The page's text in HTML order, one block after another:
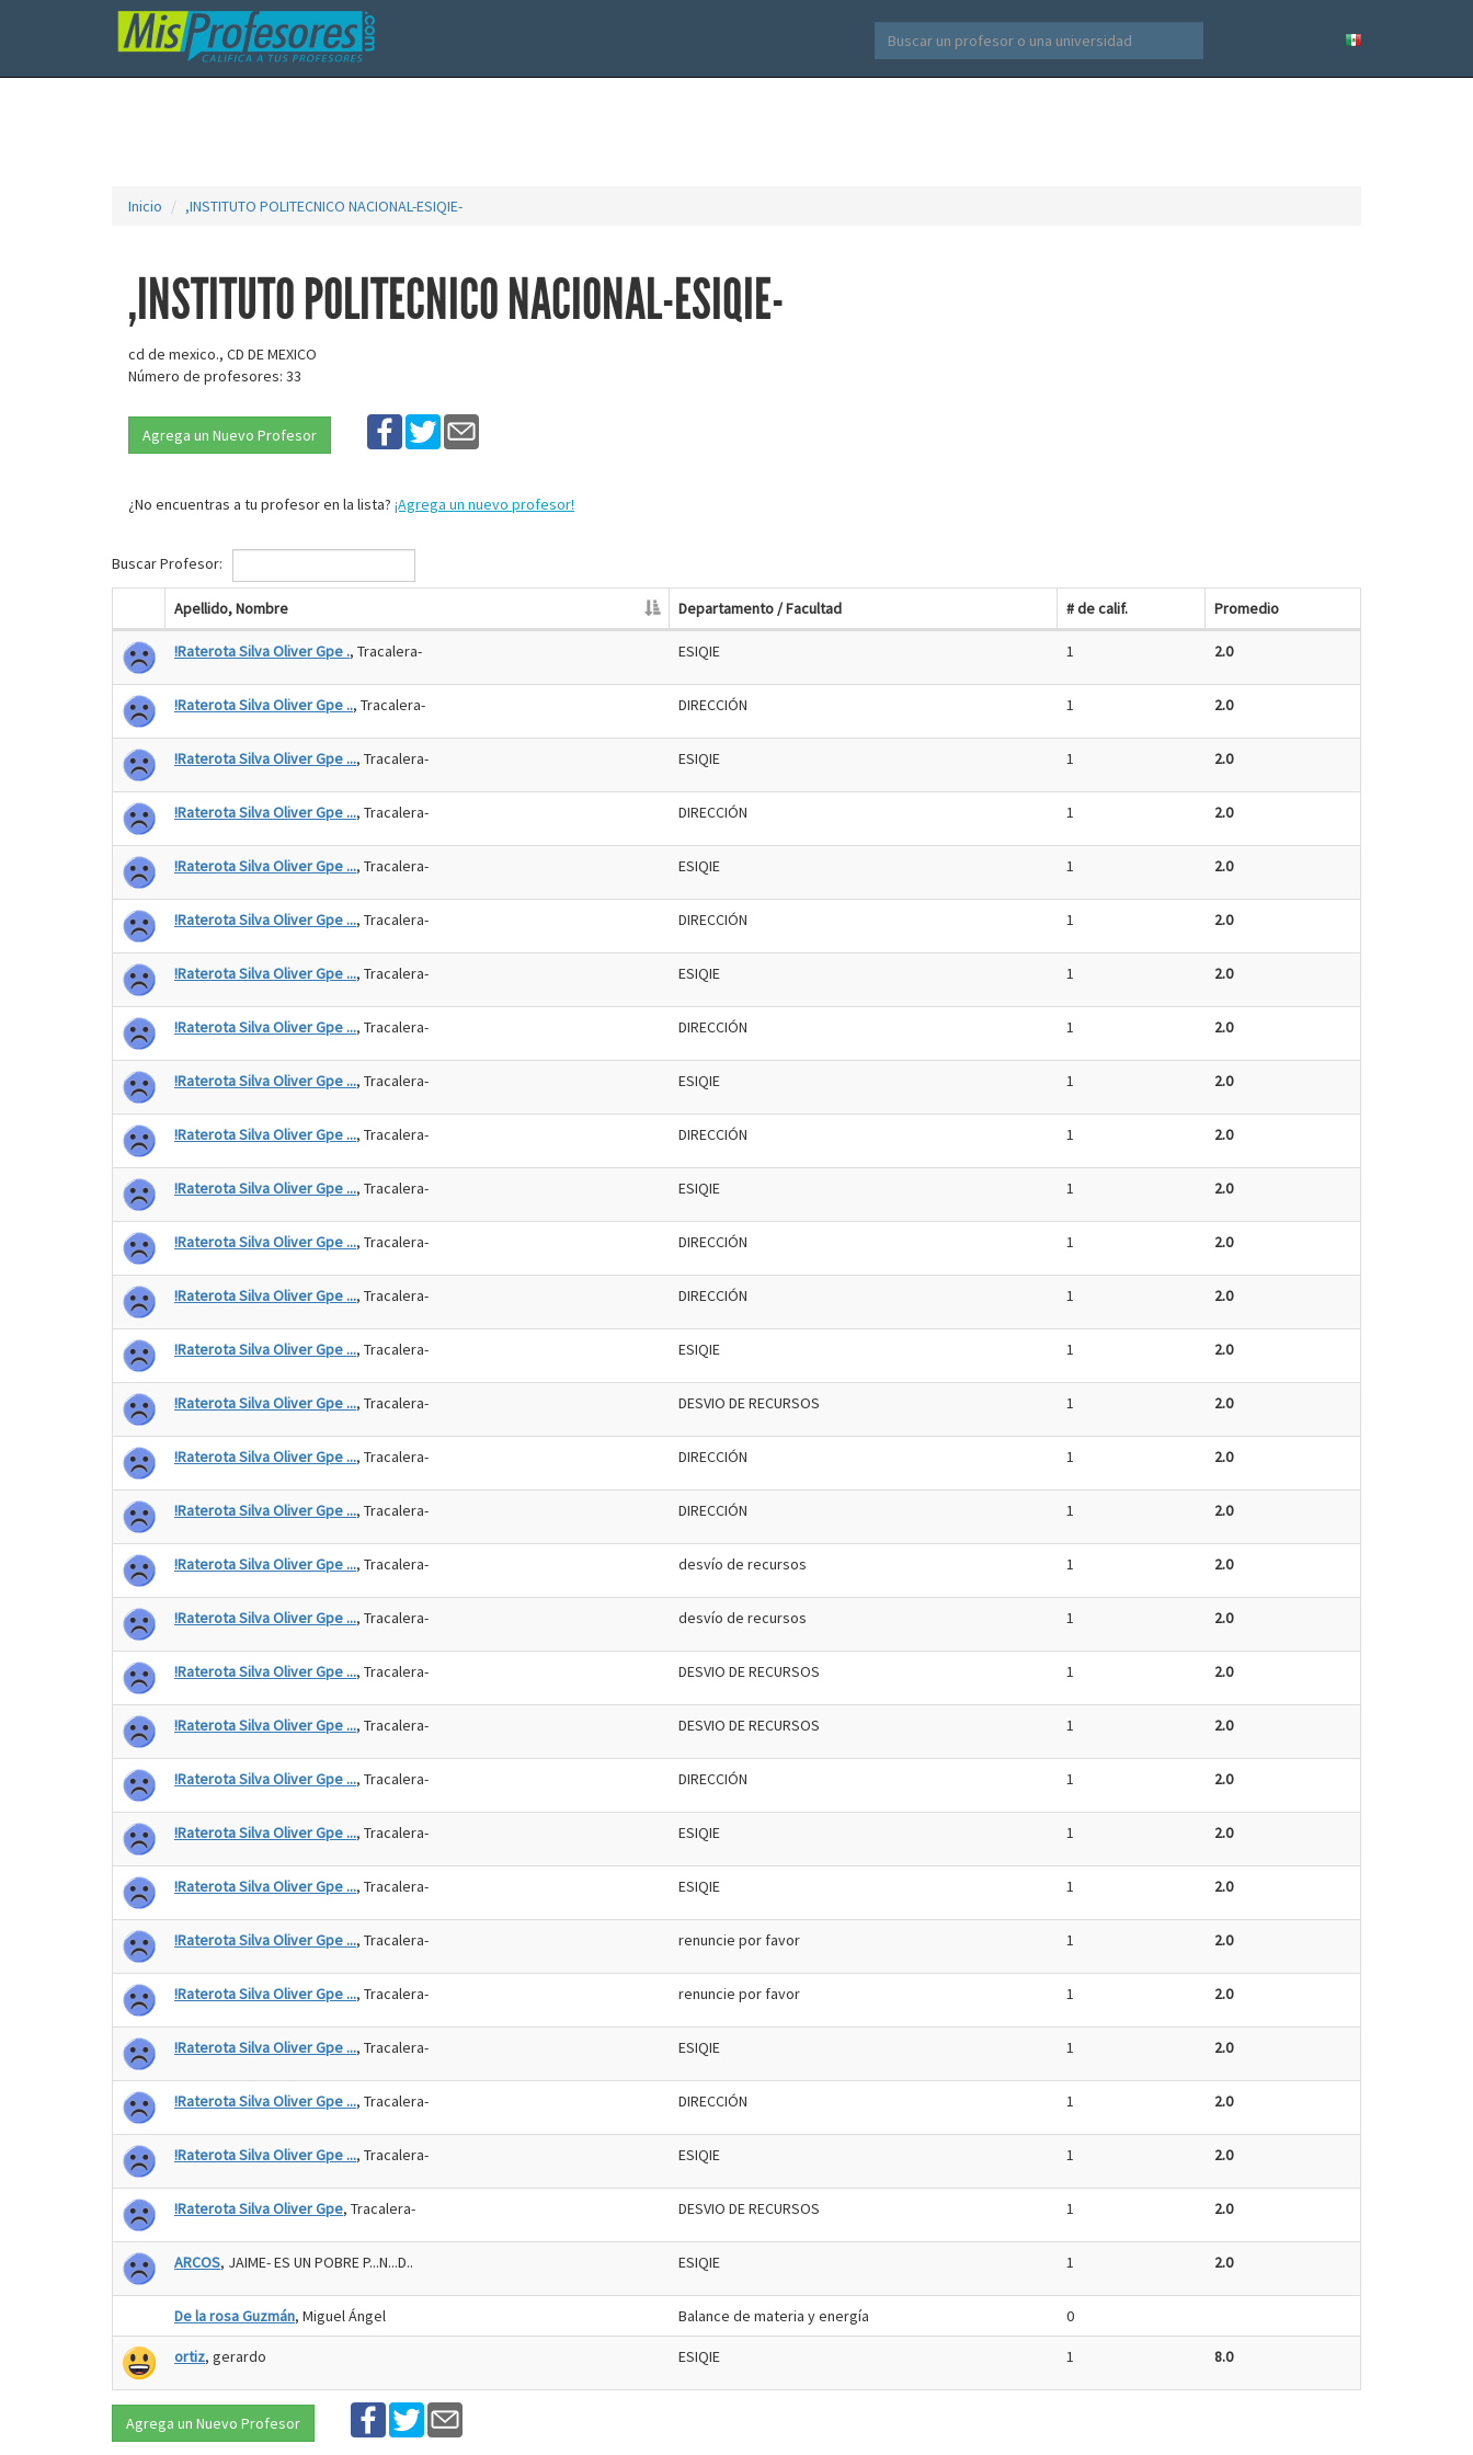
Inicio ,INSTITUTO POLITECNICO NACIONAL-ESIQIE-
,INSTITUTO POLITECNICO NACIONAL-ESIQIE-
cd de mexico., CD DE MEXICO
Número de profesores: 33
Agrega un Nuevo Profesor
¿No encuentras a tu profesor en la lista? ¡Agrega un nuevo profesor!
Buscar Profesor:
Apellido, Nombre Departamento / Facultad # de calif. Promedio
!Raterota Silva Oliver Gpe ., Tracalera- ESIQIE 1 2.0
!Raterota Silva Oliver Gpe .., Tracalera- DIRECCIÓN 1 2.0
!Raterota Silva Oliver Gpe ..., Tracalera- ESIQIE 1 2.0
!Raterota Silva Oliver Gpe ..., Tracalera- DIRECCIÓN 1 2.0
!Raterota Silva Oliver Gpe ..., Tracalera- ESIQIE 1 2.0
!Raterota Silva Oliver Gpe ..., Tracalera- DIRECCIÓN 1 2.0
!Raterota Silva Oliver Gpe ..., Tracalera- ESIQIE 1 2.0
!Raterota Silva Oliver Gpe ..., Tracalera- DIRECCIÓN 1 2.0
!Raterota Silva Oliver Gpe ..., Tracalera- ESIQIE 1 2.0
!Raterota Silva Oliver Gpe ..., Tracalera- DIRECCIÓN 1 2.0
!Raterota Silva Oliver Gpe ..., Tracalera- ESIQIE 1 2.0
!Raterota Silva Oliver Gpe ..., Tracalera- DIRECCIÓN 1 2.0
!Raterota Silva Oliver Gpe ..., Tracalera- DIRECCIÓN 1 2.0
!Raterota Silva Oliver Gpe ..., Tracalera- ESIQIE 1 2.0
!Raterota Silva Oliver Gpe ..., Tracalera- DESVIO DE RECURSOS 1 2.0
!Raterota Silva Oliver Gpe ..., Tracalera- DIRECCIÓN 1 2.0
!Raterota Silva Oliver Gpe ..., Tracalera- DIRECCIÓN 1 2.0
!Raterota Silva Oliver Gpe ..., Tracalera- desvío de recursos 1 2.0
!Raterota Silva Oliver Gpe ..., Tracalera- desvío de recursos 1 2.0
!Raterota Silva Oliver Gpe ..., Tracalera- DESVIO DE RECURSOS 1 2.0
!Raterota Silva Oliver Gpe ..., Tracalera- DESVIO DE RECURSOS 1 2.0
!Raterota Silva Oliver Gpe ..., Tracalera- DIRECCIÓN 1 2.0
!Raterota Silva Oliver Gpe ..., Tracalera- ESIQIE 1 2.0
!Raterota Silva Oliver Gpe ..., Tracalera- ESIQIE 1 2.0
!Raterota Silva Oliver Gpe ..., Tracalera- renuncie por favor 1 2.0
!Raterota Silva Oliver Gpe ..., Tracalera- renuncie por favor 1 2.0
!Raterota Silva Oliver Gpe ..., Tracalera- ESIQIE 1 2.0
!Raterota Silva Oliver Gpe ..., Tracalera- DIRECCIÓN 1 2.0
!Raterota Silva Oliver Gpe ..., Tracalera- ESIQIE 1 2.0
!Raterota Silva Oliver Gpe, Tracalera- DESVIO DE RECURSOS 1 2.0
ARCOS, JAIME- ES UN POBRE P...N...D.. ESIQIE 1 2.0
De la rosa Guzmán, Miguel Ángel Balance de materia y energía 0
ortiz, gerardo ESIQIE 1 8.0
Agrega un Nuevo Profesor